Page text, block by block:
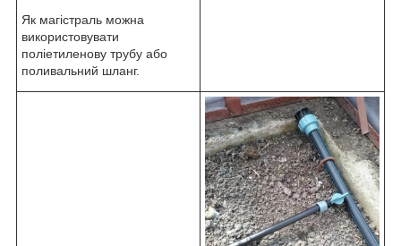
Як магістраль можна
використовувати
поліетиленову трубу або
поливальний шланг.